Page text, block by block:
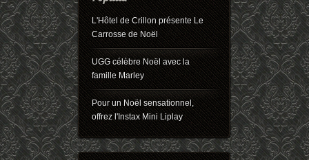
L'Hôtel de Crillon présente Le
Carrosse de Noël
UGG célèbre Noël avec la
famille Marley
Pour un Noël sensationnel,
offrez l'Instax Mini Liplay